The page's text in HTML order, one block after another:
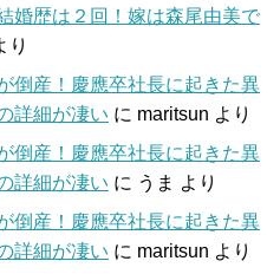
婚歴は２回！嫁は森尾由美で
り
倒産！慶應卒社長に起きた異
詳細が凄い に maritsun より
倒産！慶應卒社長に起きた異
詳細が凄い に うま より
倒産！慶應卒社長に起きた異
詳細が凄い に maritsun より